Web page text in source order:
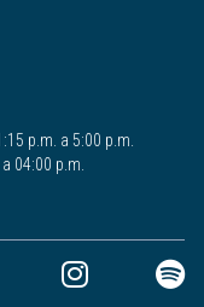
p.m. a 5:00 p.m.
04:00 p.m.